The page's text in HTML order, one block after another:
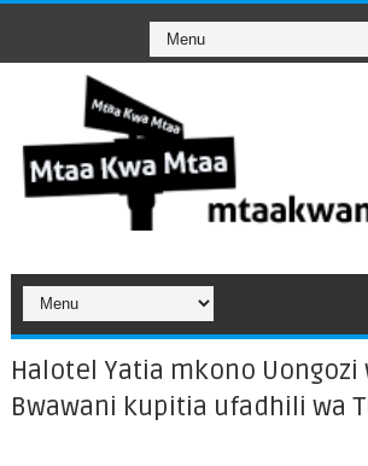
Halotel Yatia mkono Uongozi
Bwawani kupitia ufadhili wa